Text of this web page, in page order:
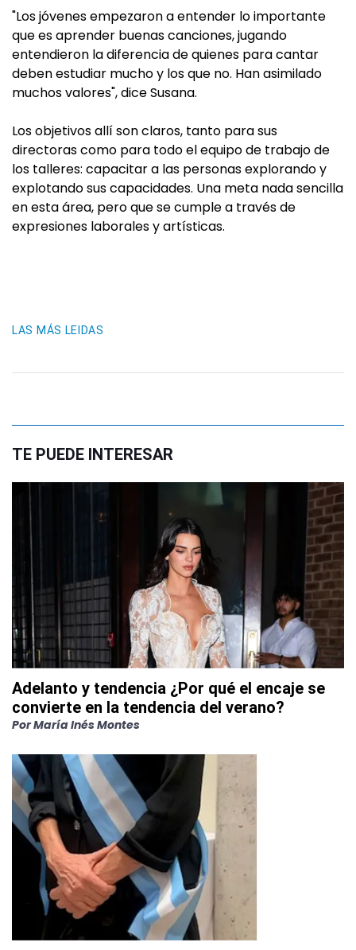
"Los jóvenes empezaron a entender lo importante
que es aprender buenas canciones, jugando
entendieron la diferencia de quienes para cantar
deben estudiar mucho y los que no. Han asimilado
muchos valores", dice Susana.
Los objetivos allí son claros, tanto para sus
directoras como para todo el equipo de trabajo de
los talleres: capacitar a las personas explorando y
explotando sus capacidades. Una meta nada sencilla
en esta área, pero que se cumple a través de
expresiones laborales y artísticas.
LAS MÁS LEIDAS
TE PUEDE INTERESAR
Adelanto y tendencia ¿Por qué el encaje se
convierte en la tendencia del verano?
PorMaría Inés Montes